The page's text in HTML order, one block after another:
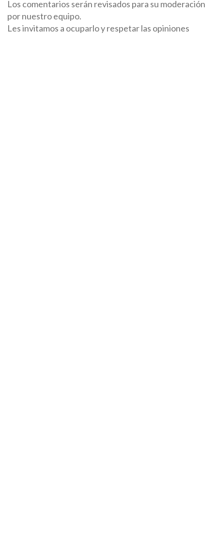
Los comentarios serán revisados para su moderación
por nuestro equipo.
Les invitamos a ocuparlo y respetar las opiniones